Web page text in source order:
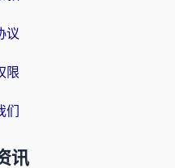
议
限
讯